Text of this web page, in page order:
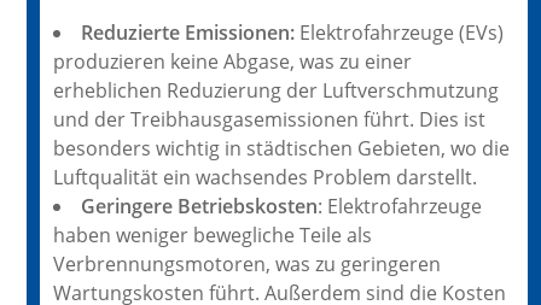
Reduzierte Emissionen:Elektrofahrzeuge (EVs)
produzieren keine Abgase, was zu einer
erheblichen Reduzierung der Luftverschmutzung
und der Treibhausgasemissionen führt. Dies ist
besonders wichtig in städtischen Gebieten, wo die
Luftqualität ein wachsendes Problem darstellt.
Geringere Betriebskosten: Elektrofahrzeuge
haben weniger bewegliche Teile als
Verbrennungsmotoren, was zu geringeren
Wartungskosten führt. Außerdem sind die Kosten